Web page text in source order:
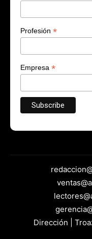
Profesión *
Empresa *
Dirección |